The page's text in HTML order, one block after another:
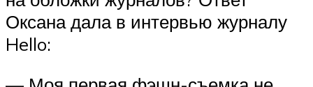
Оксана дала в интервью журналу
Hello: